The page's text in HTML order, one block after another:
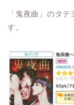
「鬼夜曲」のタ
す。